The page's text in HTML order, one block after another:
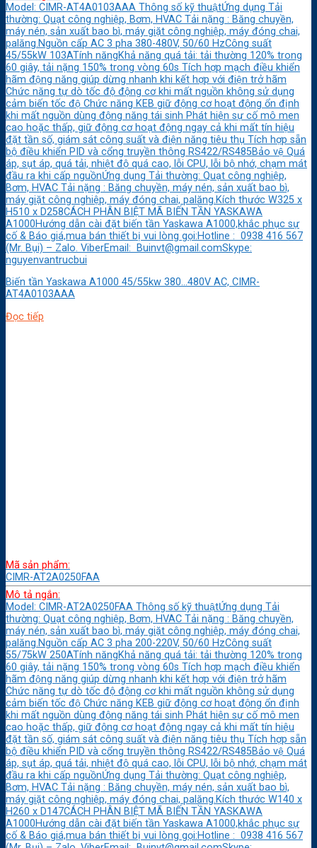
Model: CIMR-AT4A0103AAA Thông số kỹ thuậtỨng dụng Tải
thường: Quạt công nghiệp, Bơm, HVAC Tải nặng : Băng chuyền,
máy nén, sản xuất bao bì, máy giặt công nghiệp, máy đóng chai,
palăng.Nguồn cấp AC 3 pha 380-480V, 50/60 HzCông suất
45/55kW 103ATính năngKhả năng quá tải: tải thường 120% trong
60 giây, tải nặng 150% trong vòng 60s Tích hợp mạch điều khiển
hãm động năng giúp dừng nhanh khi kết hợp với điện trở hãm
Chức năng tự dò tốc độ động cơ khi mất nguồn không sử dụng
cảm biến tốc độ Chức năng KEB giữ động cơ hoạt động ổn định
khi mất nguồn dùng động năng tái sinh Phát hiện sự cố mô men
cao hoặc thấp, giữ động cơ hoạt động ngay cả khi mất tín hiệu
đặt tần số, giám sát công suất và điện năng tiêu thụ Tích hợp sẵn
bộ điều khiển PID và cổng truyền thông RS422/RS485Bảo vệ Quá
áp, sụt áp, quá tải, nhiệt độ quá cao, lỗi CPU, lỗi bộ nhớ, chạm mát
đầu ra khi cấp nguồnỨng dụng Tải thường: Quạt công nghiệp,
Bơm, HVAC Tải nặng : Băng chuyền, máy nén, sản xuất bao bì,
máy giặt công nghiệp, máy đóng chai, palăng.Kích thước W325 x
H510 x D258CÁCH PHÂN BIỆT MÃ BIẾN TẦN YASKAWA
A1000Hướng dẫn cài đặt biến tần Yaskawa A1000,khắc phục sự
cố & Báo giá,mua bán thiết bị vui lòng gọi:Hotline : 0938 416 567
(Mr. Bụi) – Zalo. ViberEmail: Buinvt@gmail.comSkype:
nguyenvantrucbui
Biến tần Yaskawa A1000 45/55kw 380…480V AC, CIMR-
AT4A0103AAA
Đọc tiếp
Mã sản phẩm:
CIMR-AT2A0250FAA
Mô tả ngắn:
Model: CIMR-AT2A0250FAA Thông số kỹ thuậtỨng dụng Tải
thường: Quạt công nghiệp, Bơm, HVAC Tải nặng : Băng chuyền,
máy nén, sản xuất bao bì, máy giặt công nghiệp, máy đóng chai,
palăng.Nguồn cấp AC 3 pha 200-220V, 50/60 HzCông suất
55/75kW 250ATính năngKhả năng quá tải: tải thường 120% trong
60 giây, tải nặng 150% trong vòng 60s Tích hợp mạch điều khiển
hãm động năng giúp dừng nhanh khi kết hợp với điện trở hãm
Chức năng tự dò tốc độ động cơ khi mất nguồn không sử dụng
cảm biến tốc độ Chức năng KEB giữ động cơ hoạt động ổn định
khi mất nguồn dùng động năng tái sinh Phát hiện sự cố mô men
cao hoặc thấp, giữ động cơ hoạt động ngay cả khi mất tín hiệu
đặt tần số, giám sát công suất và điện năng tiêu thụ Tích hợp sẵn
bộ điều khiển PID và cổng truyền thông RS422/RS485Bảo vệ Quá
áp, sụt áp, quá tải, nhiệt độ quá cao, lỗi CPU, lỗi bộ nhớ, chạm mát
đầu ra khi cấp nguồnỨng dụng Tải thường: Quạt công nghiệp,
Bơm, HVAC Tải nặng : Băng chuyền, máy nén, sản xuất bao bì,
máy giặt công nghiệp, máy đóng chai, palăng.Kích thước W140 x
H260 x D147CÁCH PHÂN BIỆT MÃ BIẾN TẦN YASKAWA
A1000Hướng dẫn cài đặt biến tần Yaskawa A1000,khắc phục sự
cố & Báo giá,mua bán thiết bị vui lòng gọi:Hotline : 0938 416 567